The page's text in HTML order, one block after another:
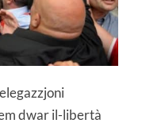
dwar il-libertà